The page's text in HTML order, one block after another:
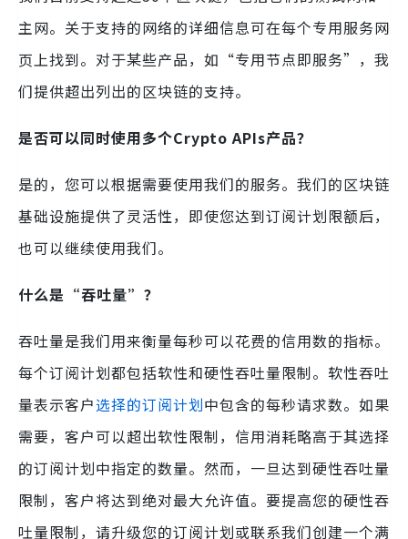
主网。关于支持的网络的详细信息可在每个专用服务网
页上找到。对于某些产品，如“专用节点即服务”，我
们提供超出列出的区块链的支持。
是否可以同时使用多个Crypto APIs产品？
是的，您可以根据需要使用我们的服务。我们的区块链
基础设施提供了灵活性，即使您达到订阅计划限额后，
也可以继续使用我们。
什么是“吞吐量”？
吞吐量是我们用来衡量每秒可以花费的信用数的指标。
每个订阅计划都包括软性和硬性吞吐量限制。软性吞吐
量表示客户选择的订阅计划中包含的每秒请求数。如果
需要，客户可以超出软性限制，信用消耗略高于其选择
的订阅计划中指定的数量。然而，一旦达到硬性吞吐量
限制，客户将达到绝对最大允许值。要提高您的硬性吞
吐量限制，请升级您的订阅计划或联系我们创建一个满